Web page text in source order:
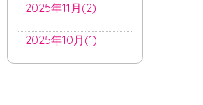
2025年11月(2)
2025年10月(1)